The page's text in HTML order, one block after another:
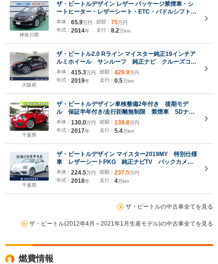
神奈川県
ザ・ビートルデザイン レザー パッケージ禁煙車・シ
ートヒーター・レザーシート・ETC・パドルシフト・
クルーズコントロール・革ハンドル
本体： 65.9万円
年式： 2014年
総額： 75万円
走行： 8.2万km
大阪府
ザ・ビートル2.0 Rライン マイスター純正19インチア
ルミホイール サンルーフ 純正ナビ クルーズコン
トロール HIDヘッドライト バックカメラ コーナ
ーセンサー 本革シート シートヒーター 2ゾーン
本体： 415.3万円
年式： 2019年
総額： 429.9万円
走行： 0.5万km
千葉県
ザ・ビートルデザイン車検整備2年付き 後期モデ
ル 保証半年付き/走行距離無制限 禁煙車 SDナ
ビ DVD再生 USB フルセグ BT ETC スマー
トキー オートライト クルコン ブラインドスポッ
ト ドラレコ HID フォグ 16AW
本体： 130.0万円
年式： 2017年
総額： 139.8万円
走行： 5.4万km
千葉県
ザ・ビートルデザイン マイスター2019MY 特別仕様
車 レザーシートPKG 純正ナビTV バックカメ
ラ シートヒーター ブラインドスポット クルコ
ン パドルシフト HID オートライト 純正17イン
チAW ETC 禁煙車
本体： 224.5万円
年式： 2018年
総額： 237.5万円
走行： 4万km
ザ・ビートルの中古車全てを見る
ザ・ビートル(2012年4月～2021年1月生産モデル)の中古車全てを見る
燃費情報